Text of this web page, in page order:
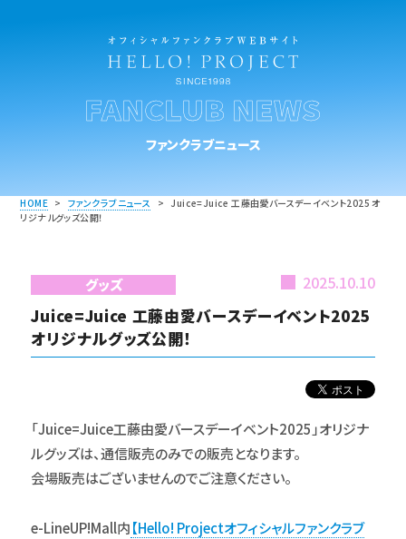
FANCLUB NEWS
ファンクラブニュース
HOME > ファンクラブニュース > Juice=Juice 工藤由愛バースデーイベント2025 オ
リジナルグッズ公開！
グッズ 2025.10.10
Juice=Juice 工藤由愛バースデーイベント2025
オリジナルグッズ公開！
「Juice=Juice工藤由愛バースデーイベント2025」オリジナ
ルグッズは、通信販売のみでの販売となります。
会場販売はございませんのでご注意ください。
e-LineUP!Mall内【Hello! Projectオフィシャルファンクラブ